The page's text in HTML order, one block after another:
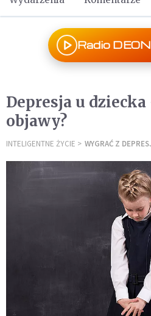
Radio
Depresja u
objawy?
INTELIGENTNE ŻYCIE WYGRAĆ Z